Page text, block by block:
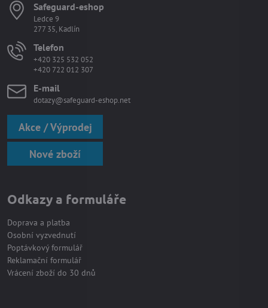
Safeguard-eshop
Ledce 9
277 35, Kadlín
Telefon
+420 325 532 052
+420 722 012 307
E-mail
dotazy@safeguard-eshop.net
Akce / Výprodej
Nové zboží
Odkazy a formuláře
Doprava a platba
Osobní vyzvednutí
Poptávkový formulář
Reklamační formulář
Vrácení zboží do 30 dnů